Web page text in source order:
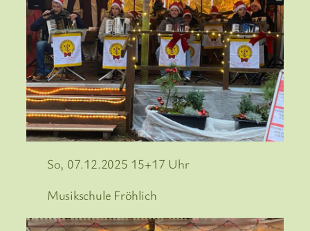
So, 07.12.2025 15+17 Uhr
Musikschule Fröhlich